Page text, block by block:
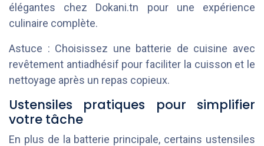
élégantes chez Dokani.tn pour une expérience
culinaire complète.
Astuce : Choisissez une batterie de cuisine avec
revêtement antiadhésif pour faciliter la cuisson et le
nettoyage après un repas copieux.
Ustensiles pratiques pour simplifier
votre tâche
En plus de la batterie principale, certains ustensiles